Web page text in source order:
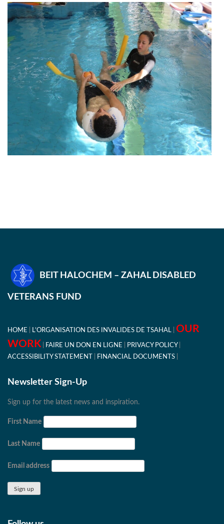
BEIT HALOCHEM – ZAHAL DISABLED
VETERANS FUND
HOME L’ORGANISATION DES INVALIDES DE TSAHAL
OUR
WORK
FAIRE UN DON EN LIGNE
PRIVACY POLICY
ACCESSIBILITY STATEMENT
FINANCIAL DOCUMENTS
Newsletter Sign-Up
Sign up for the latest news and inspiration.
First Name
Last Name
Email address